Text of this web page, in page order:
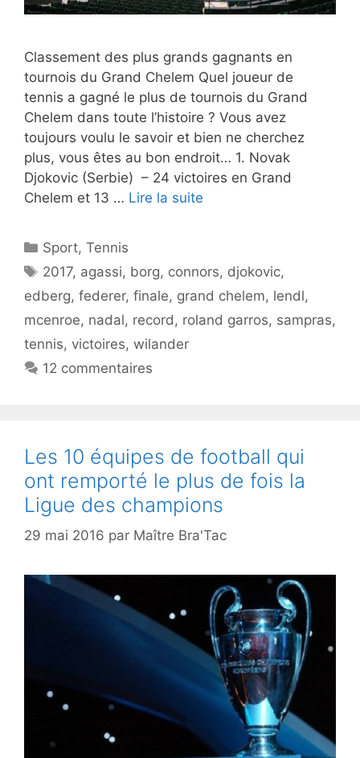
Classement des plus grands gagnants en
tournois du Grand Chelem Quel joueur de
tennis a gagné le plus de tournois du Grand
Chelem dans toute l’histoire ? Vous avez
toujours voulu le savoir et bien ne cherchez
plus, vous êtes au bon endroit… 1. Novak
Djokovic (Serbie) – 24 victoires en Grand
Chelem et 13 … Lire la suite
Catégories
Sport,Tennis
Étiquettes
2017, agassi, borg, connors, djokovic,
edberg, federer, finale, grand chelem, lendl,
mcenroe, nadal, record , roland garros, sampras,
tennis, victoires, wilander
12 commentaires
Les 10 équipes de football qui
ont remporté le plus de fois la
Ligue des champions
29 mai 2016 par Maître Bra'Tac